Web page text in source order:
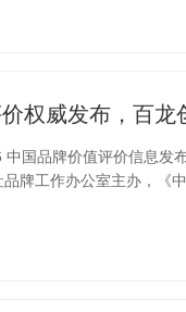
量产、品质把控筑牢根
国品牌价值评价信息发
牌工作办公室主办，《
、硬核的技术实力与卓
行业标杆力量！作为健